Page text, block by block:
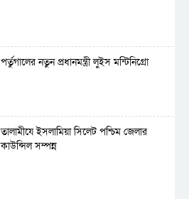
পর্তুগালের নতুন প্রধানমন্ত্রী লুইস মন্টিনিগ্রো
‎তালামীযে ইসলামিয়া সিলেট পশ্চিম জেলার
কাউন্সিল সম্পন্ন